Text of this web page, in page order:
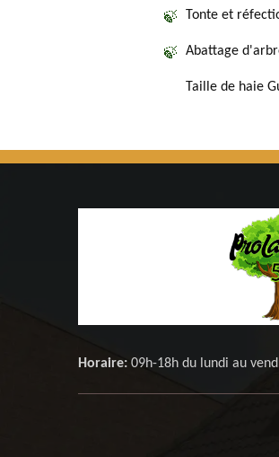
Tonte et
Abattage
Taille de haie
Horaire: 09h-18h du lundi au